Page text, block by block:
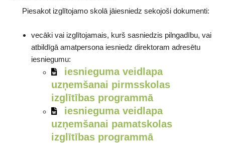
Piesakot izglītojamo skolā jāiesniedz sekojoši dokumenti:
vecāki vai izglītojamais, kurš sasniedzis pilngadību, vai
atbildīgā amatpersona iesniedz direktoram adresētu
iesniegumu:
iesnieguma veidlapa
uzņemšanai pirmsskolas
izglītības programmā
iesnieguma veidlapa
uzņemšanai pamatskolas
izglītības programmā